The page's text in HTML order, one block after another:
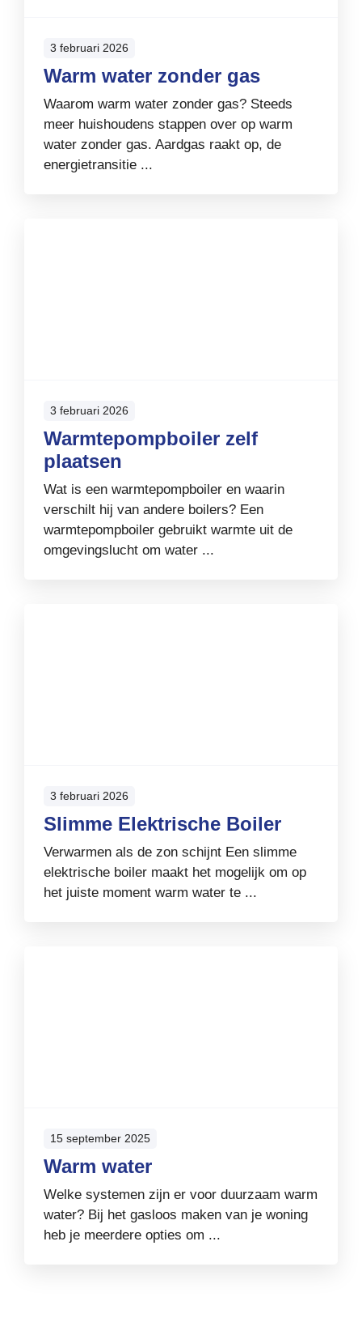
3 februari 2026
Warm water zonder gas
Waarom warm water zonder gas? Steeds
meer huishoudens stappen over op warm
water zonder gas. Aardgas raakt op, de
energietransitie ...
3 februari 2026
Warmtepompboiler zelf
plaatsen
Wat is een warmtepompboiler en waarin
verschilt hij van andere boilers? Een
warmtepompboiler gebruikt warmte uit de
omgevingslucht om water ...
3 februari 2026
Slimme Elektrische Boiler
Verwarmen als de zon schijnt Een slimme
elektrische boiler maakt het mogelijk om op
het juiste moment warm water te ...
15 september 2025
Warm water
Welke systemen zijn er voor duurzaam warm
water? Bij het gasloos maken van je woning
heb je meerdere opties om ...